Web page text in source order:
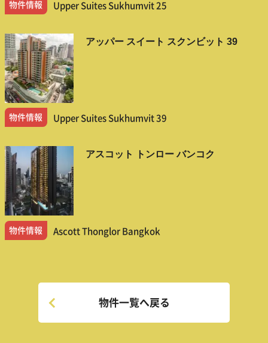
物件情報 Upper Suites Sukhumvit 25
アッパー スイート スクンビット 39
物件情報 Upper Suites Sukhumvit 39
アスコット トンロー バンコク
物件情報 Ascott Thonglor Bangkok
物件一覧へ戻る